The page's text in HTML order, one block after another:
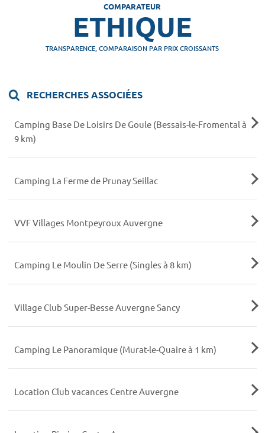
COMPARATEUR
ETHIQUE
TRANSPARENCE, COMPARAISON PAR PRIX CROISSANTS
RECHERCHES ASSOCIÉES
Camping Base De Loisirs De Goule (Bessais-le-Fromental à
9 km)
Camping La Ferme de Prunay Seillac
VVF Villages Montpeyroux Auvergne
Camping Le Moulin De Serre (Singles à 8 km)
Village Club Super-Besse Auvergne Sancy
Camping Le Panoramique (Murat-le-Quaire à 1 km)
Location Club vacances Centre Auvergne